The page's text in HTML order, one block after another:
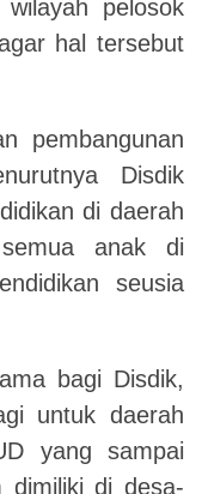
pelosok
hal tersebut
pembangunan
Disdik
di daerah
anak di
seusia
bagi Disdik,
untuk daerah
yang sampai
dimiliki di desa-